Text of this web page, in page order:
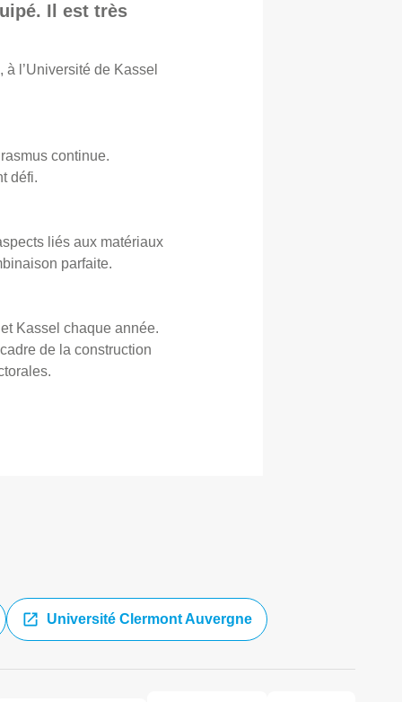
Il est très
l’Université de Kassel
continue.
défi.
liés aux matériaux
parfaite.
Kassel chaque année.
de la construction
Université Clermont Auvergne